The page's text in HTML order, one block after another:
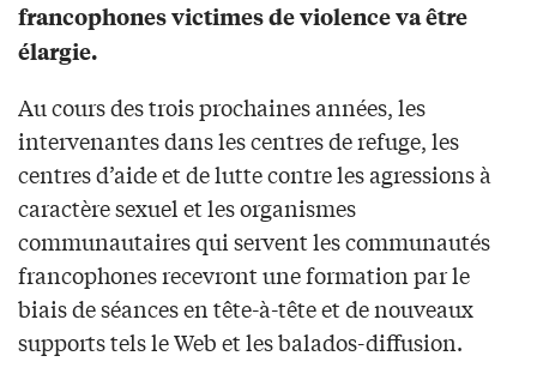
francophones victimes de violence va être
élargie.
Au cours des trois prochaines années, les
intervenantes dans les centres de refuge, les
centres d’aide et de lutte contre les agressions à
caractère sexuel et les organismes
communautaires qui servent les communautés
francophones recevront une formation par le
biais de séances en tête-à-tête et de nouveaux
supports tels le Web et les balados-diffusion.